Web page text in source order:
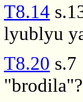
T8.14
lyublyu
T8.20